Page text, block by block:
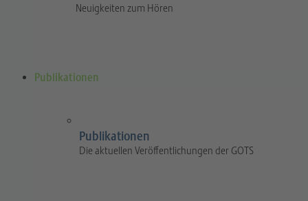
Neuigkeiten zum Hören
Publikationen
Publikationen
Die aktuellen Veröffentlichungen der GOTS